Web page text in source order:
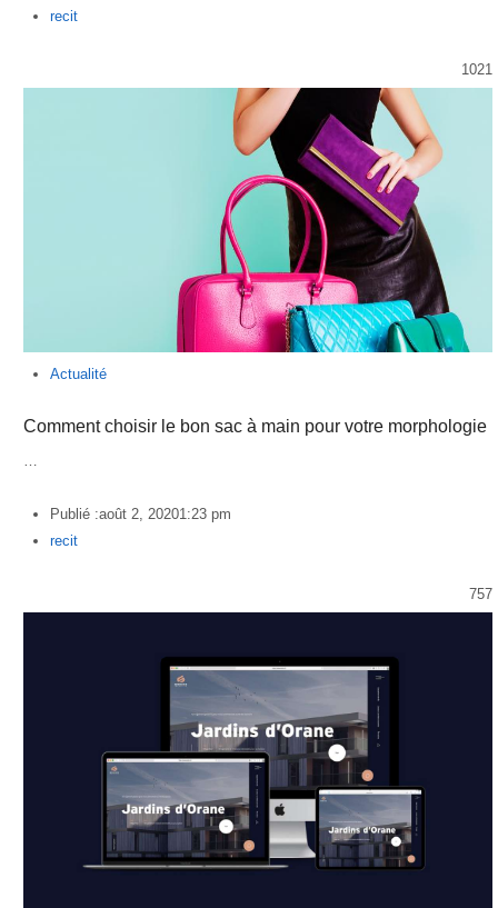
Author
recit
1021
Actualité
Comment choisir le bon sac à main pour votre morphologie
Publié :août 2, 20201:23 pm
Author
recit
757